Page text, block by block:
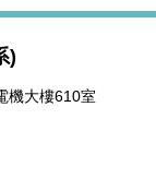
)
機大樓610室